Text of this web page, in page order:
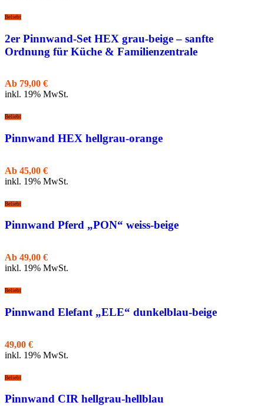
Beliebt
2er Pinnwand-Set HEX grau-beige – sanfte
Ordnung für Küche & Familienzentrale
Ab 79,00 €
inkl. 19% MwSt.
Beliebt
Pinnwand HEX hellgrau-orange
Ab 45,00 €
inkl. 19% MwSt.
Beliebt
Pinnwand Pferd „PON“ weiss-beige
Ab 49,00 €
inkl. 19% MwSt.
Beliebt
Pinnwand Elefant „ELE“ dunkelblau-beige
49,00 €
inkl. 19% MwSt.
Beliebt
Pinnwand CIR hellgrau-hellblau